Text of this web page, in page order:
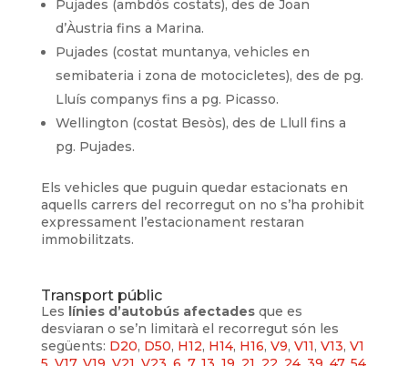
Pujades (ambdós costats), des de Joan
d’Àustria fins a Marina.
Pujades (costat muntanya, vehicles en
semibateria i zona de motocicletes), des de pg.
Lluís companys fins a pg. Picasso.
Wellington (costat Besòs), des de Llull fins a
pg. Pujades.
Els vehicles que puguin quedar estacionats en
aquells carrers del recorregut on no s’ha prohibit
expressament l’estacionament restaran
immobilitzats.
Transport públic
Les línies d’autobús afectades que es
desviaran o se’n limitarà el recorregut són les
següents: D20, D50, H12, H14, H16, V9, V11, V13, V1